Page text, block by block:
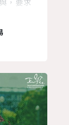
台灣氣
見世
灣歷經
活的未